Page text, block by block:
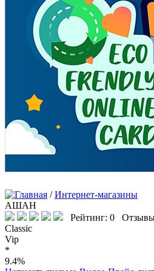
/Интернет-магазины
АШАН
Рейтинг: 0
Classic
Vip
*
9.4%